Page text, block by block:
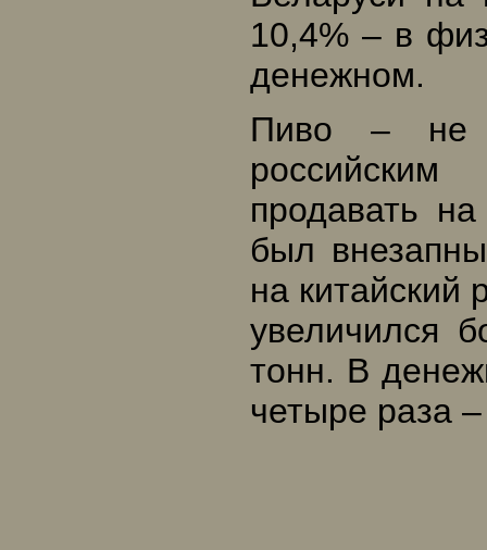
10,4% – в
денежном.
Пиво – не
продавать
был
на китайский
увеличился
тонн. В
четыре раза